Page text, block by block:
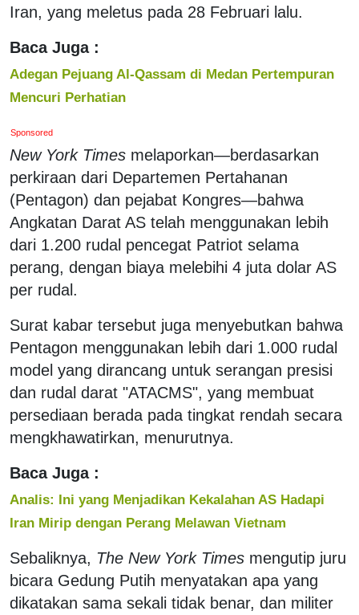
Iran, yang meletus pada 28 Februari lalu.
Baca Juga :
Adegan Pejuang Al-Qassam di Medan Pertempuran
Mencuri Perhatian
Sponsored
New York Times melaporkan—berdasarkan
perkiraan dari Departemen Pertahanan
(Pentagon) dan pejabat Kongres—bahwa
Angkatan Darat AS telah menggunakan lebih
dari 1.200 rudal pencegat Patriot selama
perang, dengan biaya melebihi 4 juta dolar AS
per rudal.
Surat kabar tersebut juga menyebutkan bahwa
Pentagon menggunakan lebih dari 1.000 rudal
model yang dirancang untuk serangan presisi
dan rudal darat "ATACMS", yang membuat
persediaan berada pada tingkat rendah secara
mengkhawatirkan, menurutnya.
Baca Juga :
Analis: Ini yang Menjadikan Kekalahan AS Hadapi
Iran Mirip dengan Perang Melawan Vietnam
Sebaliknya, The New York Times mengutip juru
bicara Gedung Putih menyatakan apa yang
dikatakan sama sekali tidak benar, dan militer